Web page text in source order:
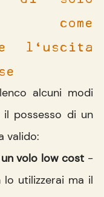
come
l'uscita
alcuni modi
possesso di un
valido:
volo low cost -
lo utilizzerai ma il